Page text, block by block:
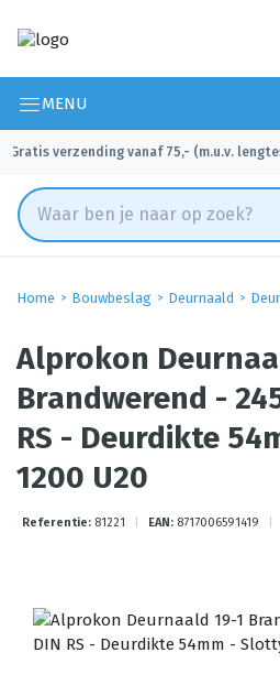
MENU
Gratis verzending vanaf 75,- (m.u.v.
Home Bouwbeslag Deurnaald
Alprokon
Brandwerend -
RS - Deurdikte
1200 U20
Referentie: 81221 EAN: 8717006591419